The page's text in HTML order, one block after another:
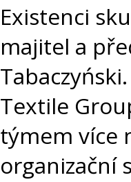
Existenci
majitel a
Textile
týmem více
organizační